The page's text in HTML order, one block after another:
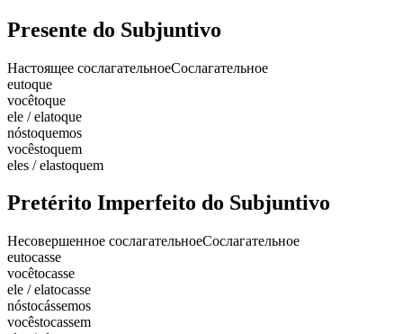
Presente do Subjuntivo
Настоящее сослагательноеСослагательное
eutoque
vocêtoque
ele / elatoque
nóstoquemos
vocêstoquem
eles / elastoquem
Pretérito Imperfeito do Subjuntivo
Несовершенное сослагательноеСослагательное
eutocasse
vocêtocasse
ele / elatocasse
nóstocássemos
vocêstocassem